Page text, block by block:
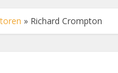
» Richard Crompton